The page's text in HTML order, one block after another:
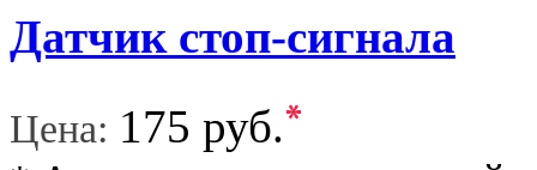
Датчик стоп-сигнала
Цена: 175 руб.*